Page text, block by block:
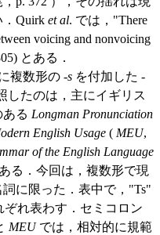
Quirk et al. では，"There
voicing and nonvoicing
とある．
複数形の -s を付加した -
したのは，主にイギリス
る Longman Pronunciation
English Usage ( MEU,
of the English Language
る．今回は，複数形で現
に限った．表中で，"Ts"
ぞれ表わす．セミコロン
MEUでは，相対的に規範